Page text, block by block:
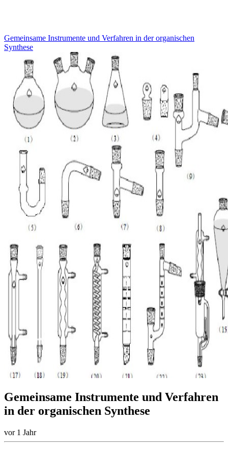
Gemeinsame Instrumente und Verfahren in der organischen
Synthese
Gemeinsame Instrumente und Verfahren
in der organischen Synthese
vor 1 Jahr